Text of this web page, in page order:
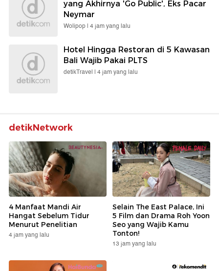
yang Akhirnya 'Go Public', Eks Pacar
Neymar
Wolipop | 4 jam yang lalu
Hotel Hingga Restoran di 5 Kawasan
Bali Wajib Pakai PLTS
detikTravel | 4 jam yang lalu
detikNetwork
4 Manfaat Mandi Air
Hangat Sebelum Tidur
Menurut Penelitian
4 jam yang lalu
Selain The East Palace, Ini
5 Film dan Drama Roh Yoon
Seo yang Wajib Kamu
Tonton!
13 jam yang lalu